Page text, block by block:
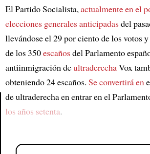
El Partido Socialista,actualmente en el
elecciones generales anticipadasdel
llevándose el 29 por ciento de los votos
de los 350escañosdel Parlamento
antiinmigración deultraderechaVox
obteniendo 24 escaños. Se convertirá en
de ultraderecha en entrar en el
los años setenta.